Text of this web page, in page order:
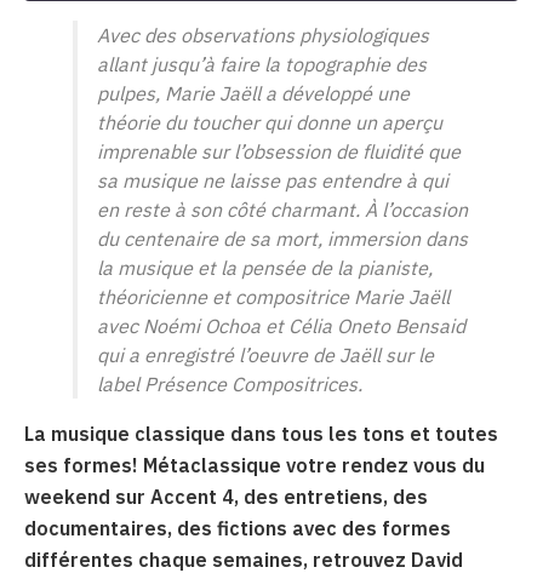
Avec des observations physiologiques
allant jusqu’à faire la topographie des
pulpes, Marie Jaëll a développé une
théorie du toucher qui donne un aperçu
imprenable sur l’obsession de fluidité que
sa musique ne laisse pas entendre à qui
en reste à son côté charmant. À l’occasion
du centenaire de sa mort, immersion dans
la musique et la pensée de la pianiste,
théoricienne et compositrice Marie Jaëll
avec Noémi Ochoa et Célia Oneto Bensaid
qui a enregistré l’oeuvre de Jaëll sur le
label Présence Compositrices.
La musique classique dans tous les tons et toutes
ses formes! Métaclassique votre rendez vous du
weekend sur Accent 4, des entretiens, des
documentaires, des fictions avec des formes
différentes chaque semaines, retrouvez David